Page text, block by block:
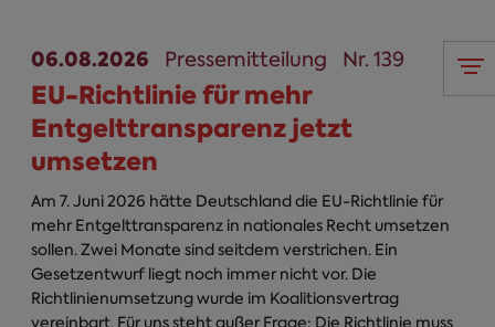
06.08.2026 Pressemitteilung Nr. 139
EU-Richtlinie für mehr
Entgelttransparenz jetzt
umsetzen
Am 7. Juni 2026 hätte Deutschland die EU-Richtlinie für
mehr Entgelttransparenz in nationales Recht umsetzen
sollen. Zwei Monate sind seitdem verstrichen. Ein
Gesetzentwurf liegt noch immer nicht vor. Die
Richtlinienumsetzung wurde im Koalitionsvertrag
vereinbart. Für uns steht außer Frage: Die Richtlinie muss